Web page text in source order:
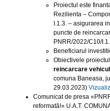
Proiectul este
Rezilienta –
I.1.3. – asigurarea
puncte de
PNRR/2022/C10/
Beneficiarul
Obiectivele
reincarcare
comuna Baneasa,
29.03.2023)
Comunicat de presa
reformată!» U.A.T.